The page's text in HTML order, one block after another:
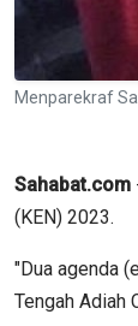
Menparekraf
Sahabat.com
(KEN) 2023.
"Dua agenda
Tengah Adiah